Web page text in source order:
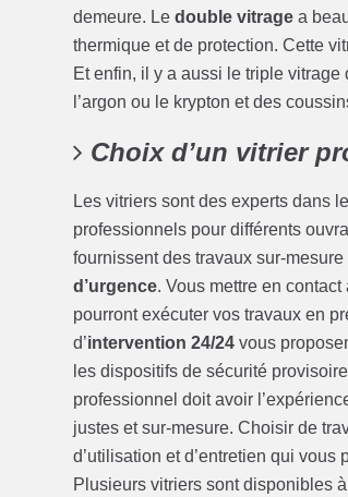
demeure. Ledouble vitrage a
thermique et de protection. Cette
Et enfin, il y a aussi le triple
l’argon ou le krypton et des
Choix d’un vitrier
Les vitriers sont des experts dans
professionnels pour différents
fournissent des travaux sur-
d’urgence. Vous mettre en
pourront exécuter vos travaux en
d’intervention 24/24 vous
les dispositifs de sécurité
professionnel doit avoir
justes et sur-mesure. Choisir de
d’utilisation et d’entretien qui
Plusieurs vitriers sont disponibles à